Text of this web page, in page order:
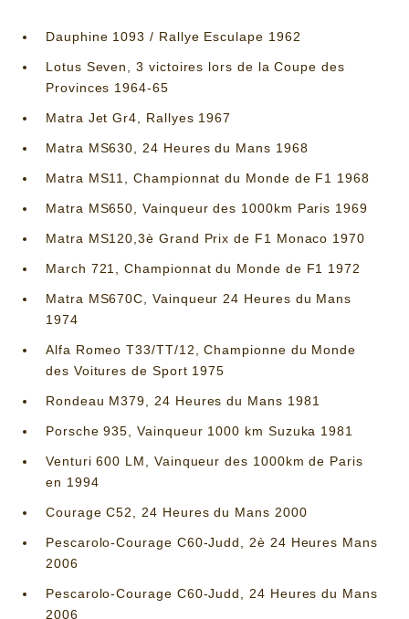
Dauphine 1093 / Rallye Esculape 1962
Lotus Seven, 3 victoires lors de la Coupe des
Provinces 1964-65
Matra Jet Gr4, Rallyes 1967
Matra MS630, 24 Heures du Mans 1968
Matra MS11, Championnat du Monde de F1 1968
Matra MS650, Vainqueur des 1000km Paris 1969
Matra MS120,3è Grand Prix de F1 Monaco 1970
March 721, Championnat du Monde de F1 1972
Matra MS670C, Vainqueur 24 Heures du Mans
1974
Alfa Romeo T33/TT/12, Championne du Monde
des Voitures de Sport 1975
Rondeau M379, 24 Heures du Mans 1981
Porsche 935, Vainqueur 1000 km Suzuka 1981
Venturi 600 LM, Vainqueur des 1000km de Paris
en 1994
Courage C52, 24 Heures du Mans 2000
Pescarolo-Courage C60-Judd, 2è 24 Heures Mans
2006
Pescarolo-Courage C60-Judd, 24 Heures du Mans
2006